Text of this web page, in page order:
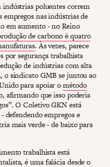
indústrias poluentes correm
empregos nas indústrias de
em aumento - no Reino
de carbono é quatro
. Às vezes, parece
por segurança trabalhista
de indústrias com alta
o sindicato GMB se juntou ao
para apoiar ométodo
afirmando que isso poderia
O Coletivo GKN está
defendendo empregos e
mais verde - de baixo para
trabalhista está
é uma falácia desde o